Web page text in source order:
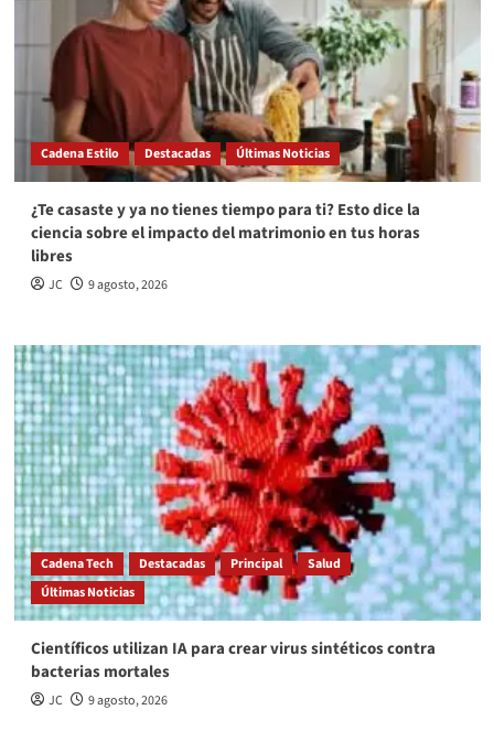
Cadena Estilo Destacadas Últimas Noticias
¿Te casaste y ya no tienes tiempo para ti? Esto dice la
ciencia sobre el impacto del matrimonio en tus horas
libres
JC 9 agosto, 2026
Cadena Tech Destacadas Principal
Salud
Últimas Noticias
Científicos utilizan IA para crear virus sintéticos contra
bacterias mortales
JC 9 agosto, 2026